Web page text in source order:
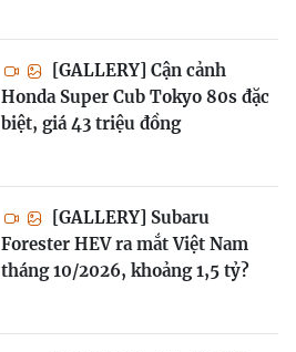
[GALLERY] Cận cảnh
Honda Super Cub Tokyo 80s đặc
biệt, giá 43 triệu đồng
[GALLERY] Subaru
Forester HEV ra mắt Việt Nam
tháng 10/2026, khoảng 1,5 tỷ?